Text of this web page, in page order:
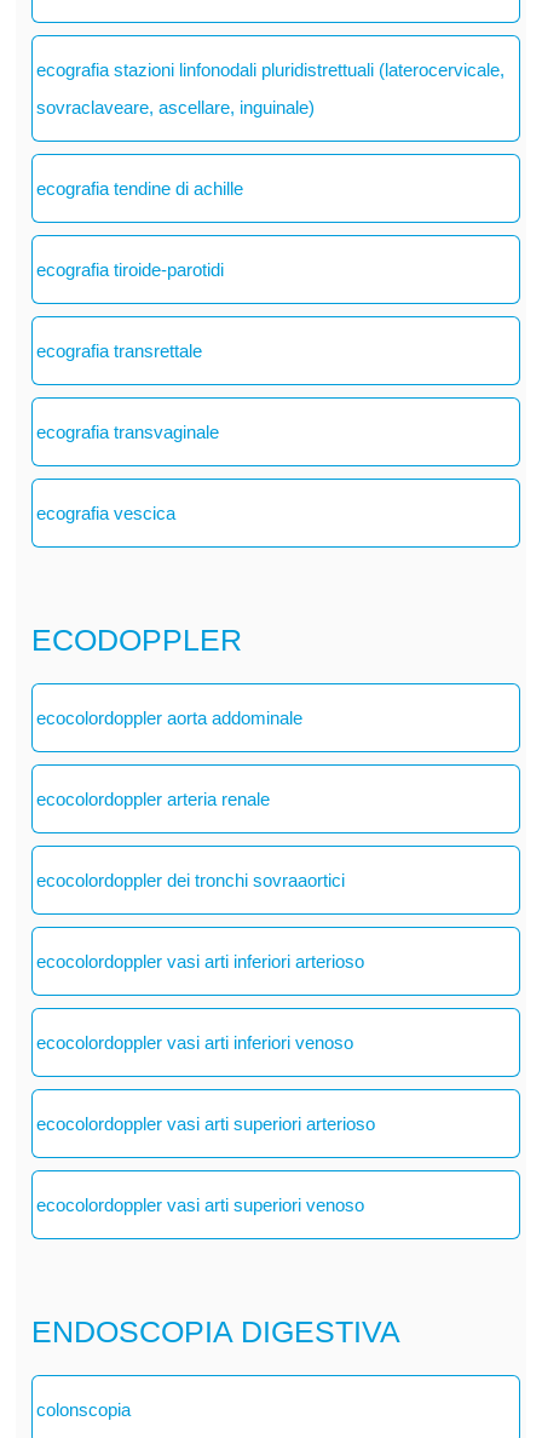
ecografia stazioni linfonodali pluridistrettuali (laterocervicale,
sovraclaveare, ascellare, inguinale)
ecografia tendine di achille
ecografia tiroide-parotidi
ecografia transrettale
ecografia transvaginale
ecografia vescica
ECODOPPLER
ecocolordoppler aorta addominale
ecocolordoppler arteria renale
ecocolordoppler dei tronchi sovraaortici
ecocolordoppler vasi arti inferiori arterioso
ecocolordoppler vasi arti inferiori venoso
ecocolordoppler vasi arti superiori arterioso
ecocolordoppler vasi arti superiori venoso
ENDOSCOPIA DIGESTIVA
colonscopia